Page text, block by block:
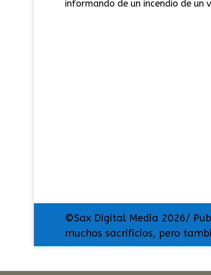
informando de un incendio de un
©Sax Digital Media 2026/
muchos sacrificios, pero